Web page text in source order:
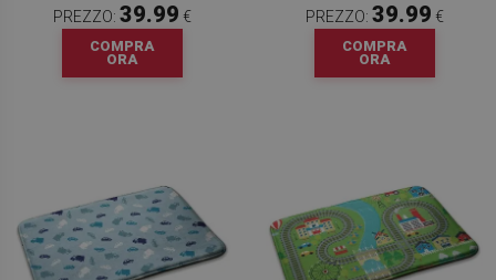
PREZZO: 39.99 €
COMPRA
ORA
PREZZO: 39.99 €
COMPRA
ORA